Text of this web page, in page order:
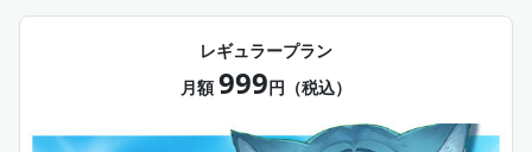
レギュラープラン
月額 999円（税込）